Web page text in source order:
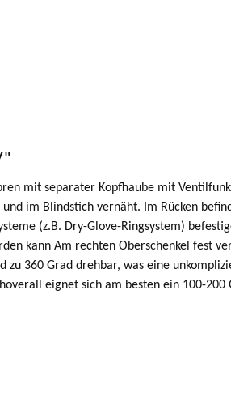
mit separater Kopfhaube mit
im Blindstich vernäht. Im Rücken
(z.B. Dry-Glove-Ringsystem)
kann Am rechten Oberschenkel fest
360 Grad drehbar, was eine
eignet sich am besten ein 100-200